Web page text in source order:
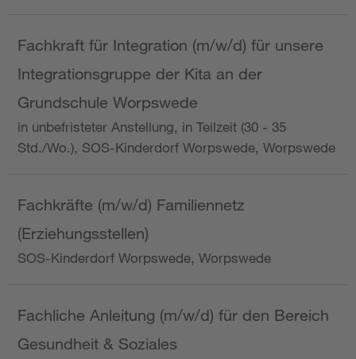
Fachkraft für Integration (m/w/d) für unsere
Integrationsgruppe der Kita an der
Grundschule Worpswede
in unbefristeter Anstellung, in Teilzeit (30 - 35
Std./Wo.), SOS-Kinderdorf Worpswede, Worpswede
Fachkräfte (m/w/d) Familiennetz
(Erziehungsstellen)
SOS-Kinderdorf Worpswede, Worpswede
Fachliche Anleitung (m/w/d) für den Bereich
Gesundheit & Soziales